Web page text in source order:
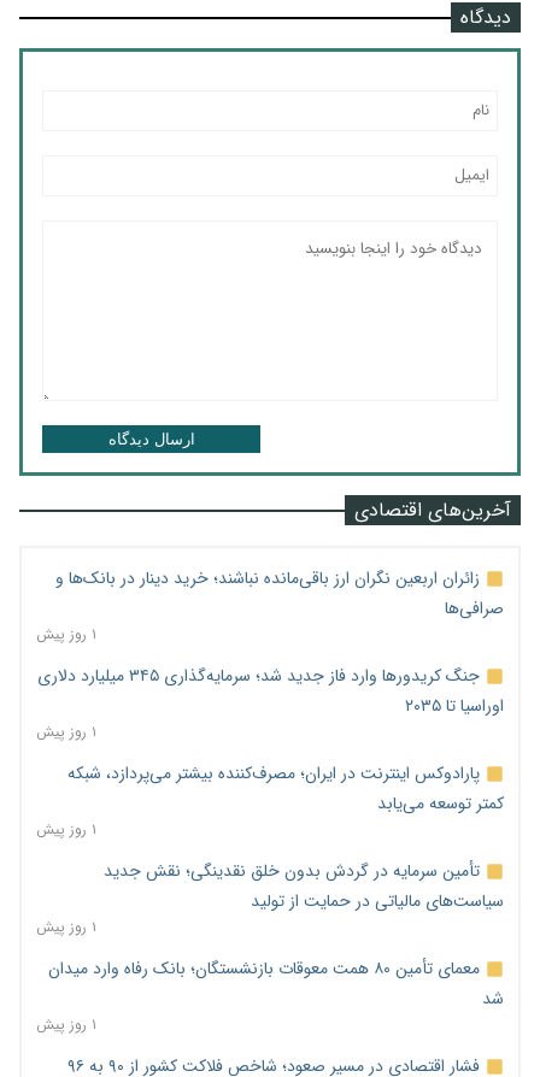
دیدگاه
ارسال دیدگاه
آخرین‌های اقتصادی
زائران اربعین نگران ارز باقی‌مانده نباشند؛ خرید دینار در بانک‌ها و
صرافی‌ها
۱ روز پیش
جنگ کریدورها وارد فاز جدید شد؛ سرمایه‌گذاری ۳۴۵ میلیارد دلاری
اوراسیا تا ۲۰۳۵
۱ روز پیش
پارادوکس اینترنت در ایران؛ مصرف‌کننده بیشتر می‌پردازد، شبکه
کمتر توسعه می‌یابد
۱ روز پیش
تأمین سرمایه در گردش بدون خلق نقدینگی؛ نقش جدید
سیاست‌های مالیاتی در حمایت از تولید
۱ روز پیش
معمای تأمین ۸۰ همت معوقات بازنشستگان؛ بانک رفاه وارد میدان
شد
۱ روز پیش
فشار اقتصادی در مسیر صعود؛ شاخص فلاکت کشور از ۹۰ به ۹۶